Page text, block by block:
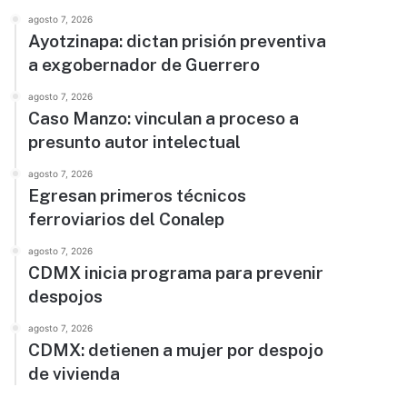
agosto 7, 2026
Ayotzinapa: dictan prisión preventiva
a exgobernador de Guerrero
agosto 7, 2026
Caso Manzo: vinculan a proceso a
presunto autor intelectual
agosto 7, 2026
Egresan primeros técnicos
ferroviarios del Conalep
agosto 7, 2026
CDMX inicia programa para prevenir
despojos
agosto 7, 2026
CDMX: detienen a mujer por despojo
de vivienda